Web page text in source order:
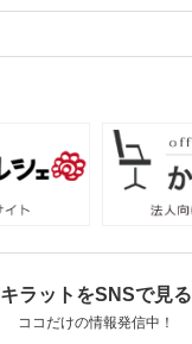
キラットをSNSで見る
ココだけの情報発信中！